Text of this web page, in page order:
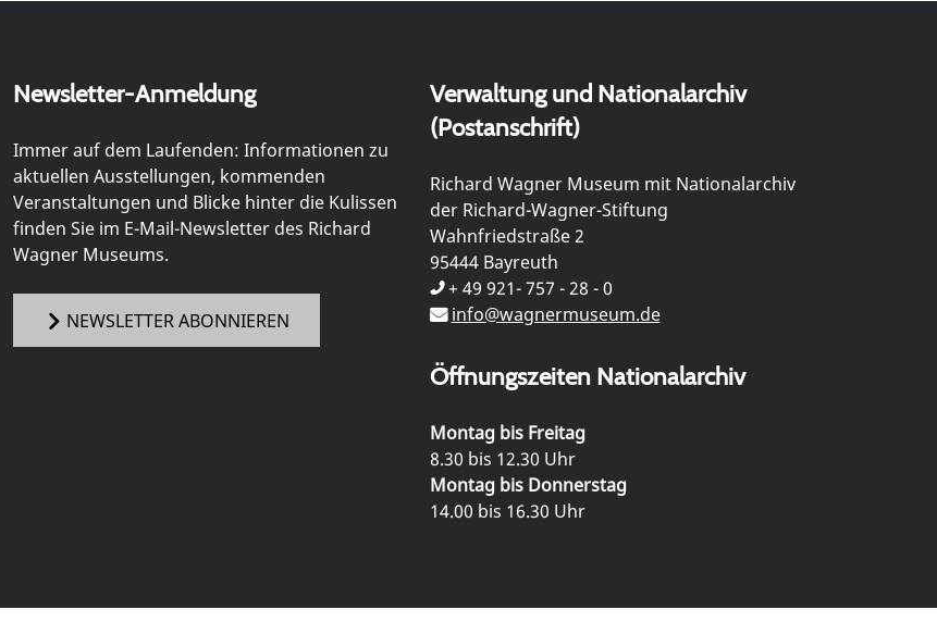
Newsletter-Anmeldung
Immer auf dem Laufenden: Informationen zu
aktuellen Ausstellungen, kommenden
Veranstaltungen und Blicke hinter die Kulissen
finden Sie im E-Mail-Newsletter des Richard
Wagner Museums.
NEWSLETTER ABONNIEREN
Verwaltung und Nationalarchiv
(Postanschrift)
Richard Wagner Museum mit Nationalarchiv
der Richard-Wagner-Stiftung
Wahnfriedstraße 2
95444 Bayreuth
+ 49 921- 757 - 28 - 0
info@wagnermuseum.de
Öffnungszeiten Nationalarchiv
Montag bis Freitag
8.30 bis 12.30 Uhr
Montag bis Donnerstag
14.00 bis 16.30 Uhr